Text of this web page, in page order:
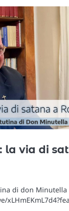
la via di
di don Minutella